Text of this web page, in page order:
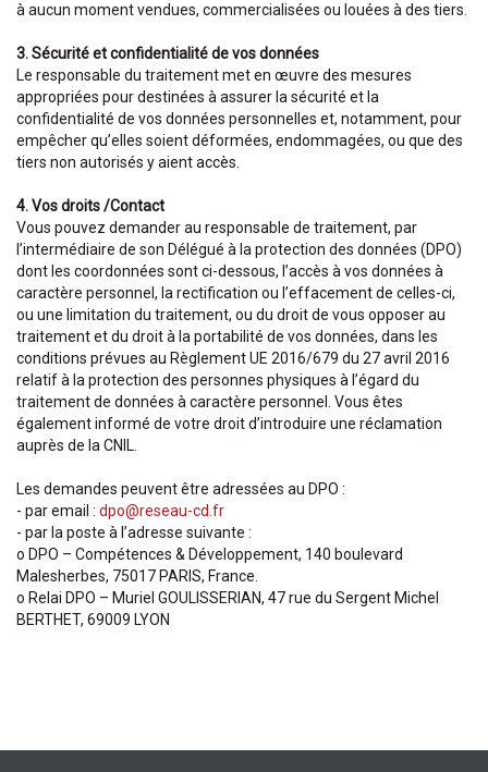
à aucun moment vendues, commercialisées ou louées à des tiers.
3. Sécurité et confidentialité de vos données
Le responsable du traitement met en œuvre des mesures
appropriées pour destinées à assurer la sécurité et la
confidentialité de vos données personnelles et, notamment, pour
empêcher qu’elles soient déformées, endommagées, ou que des
tiers non autorisés y aient accès.
4. Vos droits /Contact
Vous pouvez demander au responsable de traitement, par
l’intermédiaire de son Délégué à la protection des données (DPO)
dont les coordonnées sont ci-dessous, l’accès à vos données à
caractère personnel, la rectification ou l’effacement de celles-ci,
ou une limitation du traitement, ou du droit de vous opposer au
traitement et du droit à la portabilité de vos données, dans les
conditions prévues au Règlement UE 2016/679 du 27 avril 2016
relatif à la protection des personnes physiques à l’égard du
traitement de données à caractère personnel. Vous êtes
également informé de votre droit d’introduire une réclamation
auprès de la CNIL.
Les demandes peuvent être adressées au DPO :
- par email : dpo@reseau-cd.fr
- par la poste à l’adresse suivante :
o DPO – Compétences & Développement, 140 boulevard
Malesherbes, 75017 PARIS, France.
o Relai DPO – Muriel GOULISSERIAN, 47 rue du Sergent Michel
BERTHET, 69009 LYON